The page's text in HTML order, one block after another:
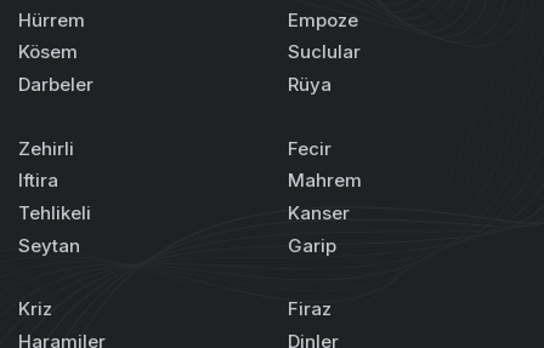
Hürrem
Kösem
Darbeler
Empoze
Suclular
Rüya
Zehirli
Iftira
Tehlikeli
Seytan
Fecir
Mahrem
Kanser
Garip
Kriz
Haramiler
Firaz
Dinler